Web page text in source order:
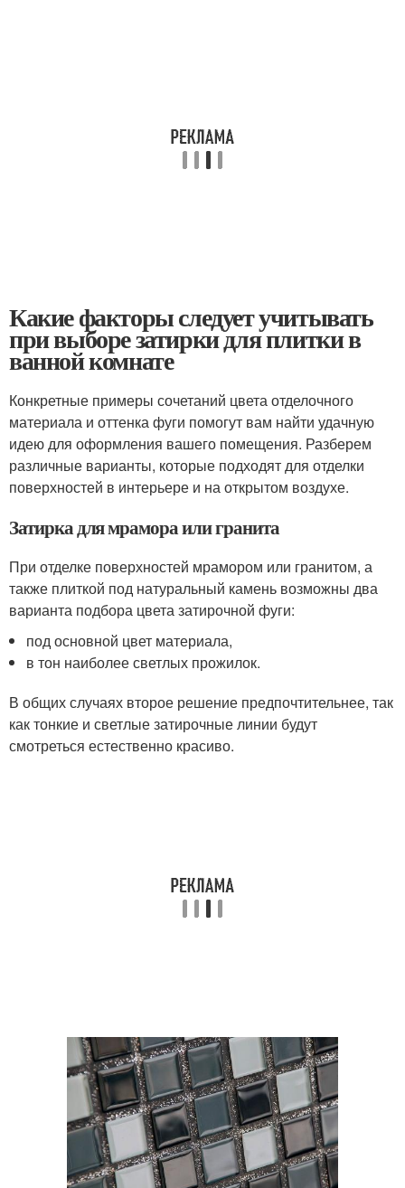
Какие факторы следует учитывать
при выборе затирки для плитки в
ванной комнате
Конкретные примеры сочетаний цвета отделочного
материала и оттенка фуги помогут вам найти удачную
идею для оформления вашего помещения. Разберем
различные варианты, которые подходят для отделки
поверхностей в интерьере и на открытом воздухе.
Затирка для мрамора или гранита
При отделке поверхностей мрамором или гранитом, а
также плиткой под натуральный камень возможны два
варианта подбора цвета затирочной фуги:
под основной цвет материала,
в тон наиболее светлых прожилок.
В общих случаях второе решение предпочтительнее, так
как тонкие и светлые затирочные линии будут
смотреться естественно красиво.